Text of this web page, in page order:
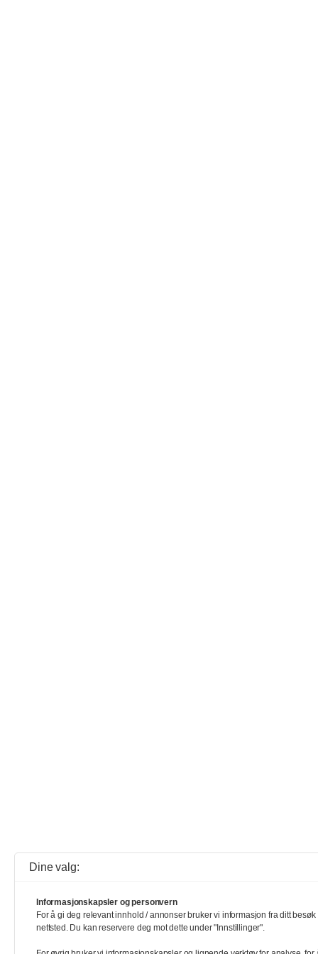
Dine valg:
Informasjonskapsler og personvern
For å gi deg relevant innhold / annonser bruker vi informasjon fra ditt besøk
nettsted. Du kan reservere deg mot dette under "Innstillinger".